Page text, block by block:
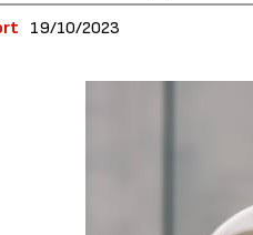
19/10/2023